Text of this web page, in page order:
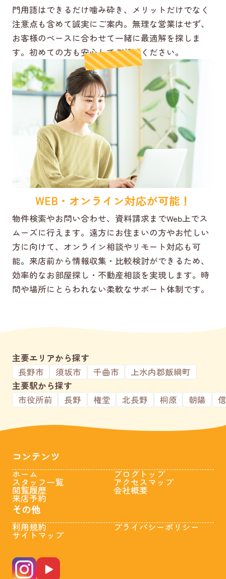
門用語はできるだけ噛み砕き、メリットだけでなく
注意点も含めて誠実にご案内。無理な営業はせず、
お客様のペースに合わせて一緒に最適解を探しま
す。初めての方も安心してご相談ください。
WEB・オンライン対応が可能！
物件検索やお問い合わせ、資料請求までWeb上でス
ムーズに行えます。遠方にお住まいの方やお忙しい
方に向けて、オンライン相談やリモート対応も可
能。来店前から情報収集・比較検討ができるため、
効率的なお部屋探し・不動産相談を実現します。時
間や場所にとらわれない柔軟なサポート体制です。
主要エリアから探す
長野市
須坂市 千曲市
上水内郡飯綱町
主要駅から探す
市役所前
長野 権堂 北長野 桐原 朝陽
コンテンツ
ホーム
スタッフ一覧
閲覧履歴
来店予約
ブログトップ
アクセスマップ
会社概要
その他
利用規約
サイトマップ
プライバシーポリシー